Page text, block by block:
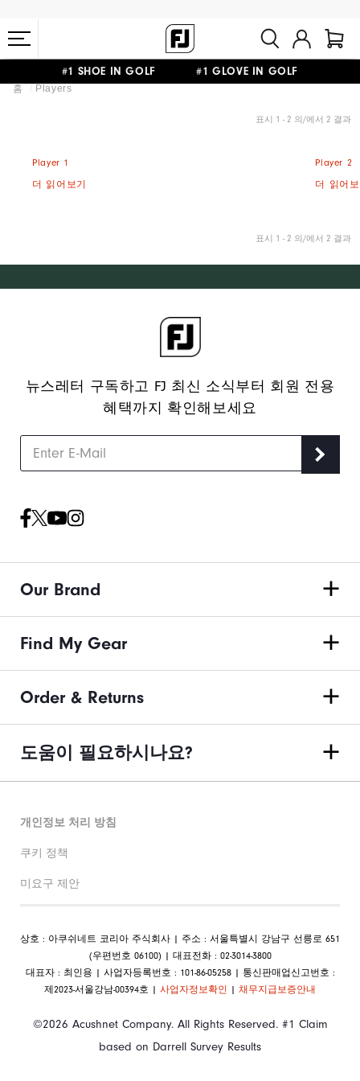
#1 SHOE IN GOLF #1 GLOVE IN GOLF
홈 Players
표시 1 - 2 의/에서 2 결과
Player 1
더 읽어보기
Player 2
더 읽어
표시 1 - 2 의/에서 2 결과
뉴스레터 구독하고 FJ 최신 소식부터 회원 전용
혜택까지 확인해보세요
Our Brand
Find My Gear
Order & Returns
도움이 필요하시나요?
©2026 Acushnet Company. All Rights Reserved. #1 Claim
based on Darrell Survey Results
개인정보 처리 방침
쿠키 정책
미요구 제안
상호 : 아쿠쉬네트 코리아 주식회사 | 주소 : 서울특별시 강남구 선릉로 651
(우편번호 06100) | 대표전화 : 02-3014-3800
대표자 : 최인용 | 사업자등록번호 : 101-86-05258 | 통신판매업신고번호 :
제2023-서울강남-00394호 | 사업자정보확인 | 채무지급보증안내